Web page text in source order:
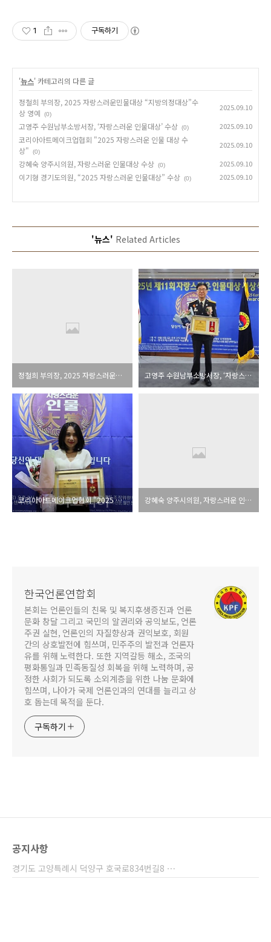
1 구독하기
'뉴스' 카테고리의 다른 글
정철희 부의장, 2025 자랑스러운민물대상 “지방의정대상”수
상 영예
(0)
2025.09.10
고영주 수원남부소방서장, ‘자랑스러운 인물대상’ 수상 (0) 2025.09.10
코리아아트메이크업협회 "2025 자랑스러운 인물 대상 수
상"
(0)
2025.09.10
강혜숙 양주시의원, 자랑스러운 인물대상 수상 (0) 2025.09.10
이기형 경기도의원, “2025 자랑스러운 인물대상” 수상 (0) 2025.09.10
'뉴스' Related Articles
정철희 부의장, 2025 자랑스러운민물대상 “지방의정대상”수상 영예 고영주 수원남부소방서장, ‘자랑스러운 인물대상’ 수상
코리아아트메이크업협회 "2025 자랑스러운 인물 대상 수상" 강혜숙 양주시의원, 자랑스러운 인물대상 수상
한국언론연합회
본회는 언론인들의 친목 및 복지후생증진과 언론
문화 창달 그리고 국민의 알권리와 공익보도, 언론
주권 실현, 언론인의 자질향상과 권익보호, 회원
간의 상호발전에 힘쓰며, 민주주의 발전과 언론자
유를 위해 노력한다. 또한 지역갈등 해소, 조국의
평화통일과 민족동질성 회복을 위해 노력하며, 공
정한 사회가 되도록 소외계층을 위한 나눔 문화에
힘쓰며, 나아가 국제 언론인과의 연대를 늘리고 상
호 돕는데 목적을 둔다.
구독하기
공지사항
경기도 고양특례시 덕양구 호국로834번길8 ⋯